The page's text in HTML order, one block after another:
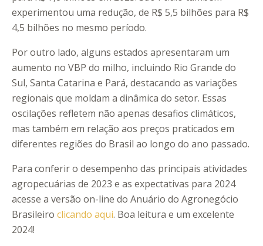
experimentou uma redução, de R$ 5,5 bilhões para R$
4,5 bilhões no mesmo período.
Por outro lado, alguns estados apresentaram um
aumento no VBP do milho, incluindo Rio Grande do
Sul, Santa Catarina e Pará, destacando as variações
regionais que moldam a dinâmica do setor. Essas
oscilações refletem não apenas desafios climáticos,
mas também em relação aos preços praticados em
diferentes regiões do Brasil ao longo do ano passado.
Para conferir o desempenho das principais atividades
agropecuárias de 2023 e as expectativas para 2024
acesse a versão on-line do Anuário do Agronegócio
Brasileiro clicando aqui. Boa leitura e um excelente
2024!